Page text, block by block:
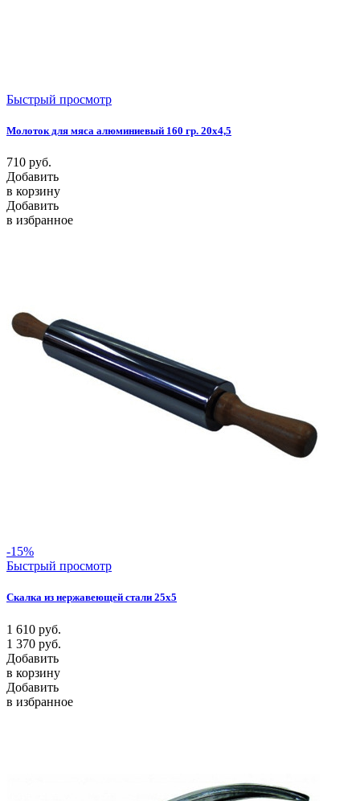
Быстрый просмотр
Молоток для мяса алюминиевый 160 гр. 20х4,5
710 руб.
Добавить
в корзину
Добавить
в избранное
-15%
Быстрый просмотр
Скалка из нержавеющей стали 25х5
1 610 руб.
1 370 руб.
Добавить
в корзину
Добавить
в избранное